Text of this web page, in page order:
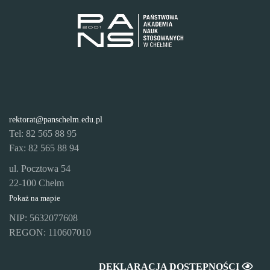
rektorat@panschelm.edu.pl
Tel: 82 565 88 95
Fax: 82 565 88 94
ul. Pocztowa 54
22-100 Chełm
Pokaż na mapie
NIP: 5632077608
REGON: 110607010
DEKLARACJA DOSTĘPNOŚCI